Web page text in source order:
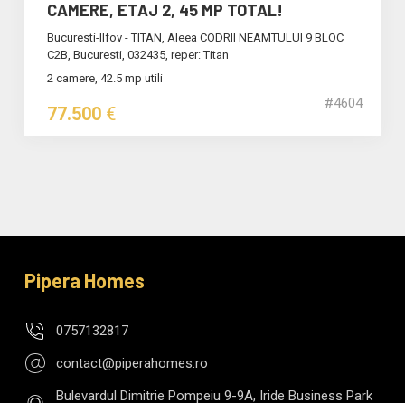
CAMERE, ETAJ 2, 45 MP TOTAL!
Bucuresti-Ilfov - TITAN, Aleea CODRII NEAMTULUI 9 BLOC
C2B, Bucuresti, 032435, reper: Titan
2 camere, 42.5 mp utili
77.500 € #4604
Pipera Homes
0757132817
contact@piperahomes.ro
Bulevardul Dimitrie Pompeiu 9-9A, Iride Business Park